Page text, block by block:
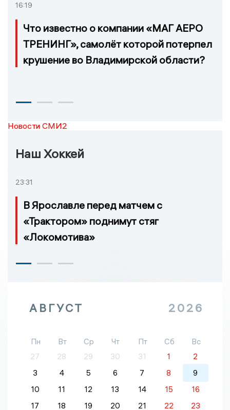
16:19
Что известно о компании «МАГ АЕРО
ТРЕНИНГ», самолёт которой потерпел
крушение во Владимирской области?
Новости СМИ2
Наш Хоккей
23:31
В Ярославле перед матчем с
«Трактором» поднимут стяг
«Локомотива»
АВГУСТ 2026
Пн Вт Ср Чт Пт Сб
Вс
27
28 29 30 31 1
2
3
4 5 6 7 8
9
10
11 12 13 14 15
16
17
18 19 20 21 22 23